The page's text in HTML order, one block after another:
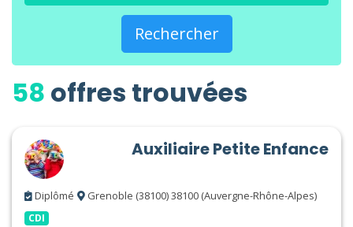
Rechercher
58 offres trouvées
Auxiliaire Petite Enfance
Diplômé Grenoble (38100) 38100 (Auvergne-Rhône-Alpes)
CDI